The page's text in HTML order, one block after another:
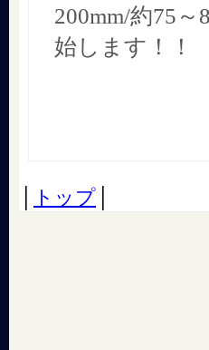
200mm/約75
始します！！
トップ